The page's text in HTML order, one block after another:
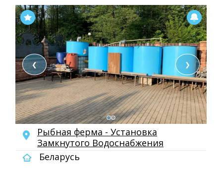
❮ ❯
Рыбная ферма - Установка
Замкнутого Водоснабжения
Беларусь